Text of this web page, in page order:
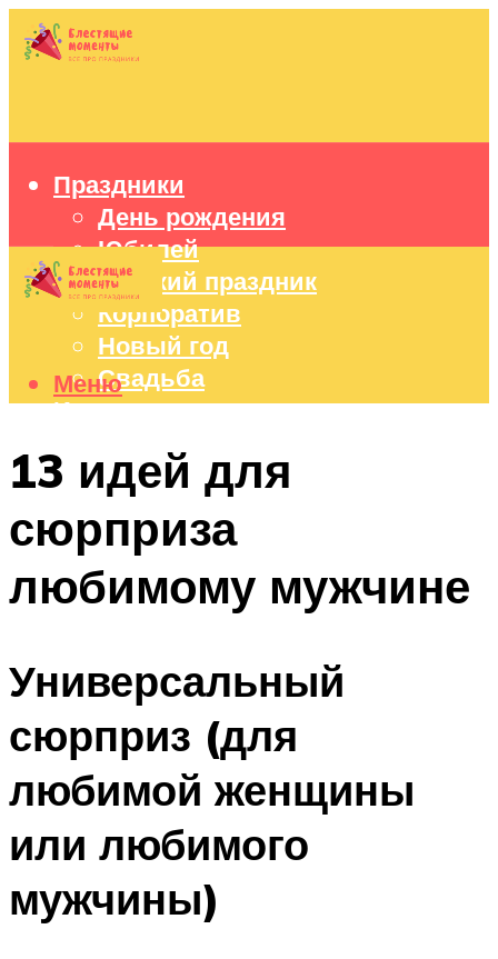
Праздники
День рождения
Юбилей
Детский праздник
Корпоратив
Новый год
Свадьба
Идеи подарков
Праздничный стол
Меню
Меню
13 идей для
сюрприза
любимому мужчине
Универсальный
сюрприз (для
любимой женщины
или любимого
мужчины)